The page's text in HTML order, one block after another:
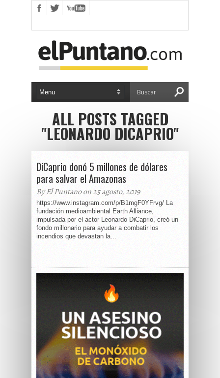
ALL POSTS TAGGED
"LEONARDO DICAPRIO"
DiCaprio donó 5 millones de dólares
para salvar el Amazonas
By El Puntano on 25 agosto, 2019
https://www.instagram.com/p/B1mgF0YFrvg/ La
fundación medioambiental Earth Alliance,
impulsada por el actor Leonardo DiCaprio, creó un
fondo millonario para ayudar a combatir los
incendios que devastan la...